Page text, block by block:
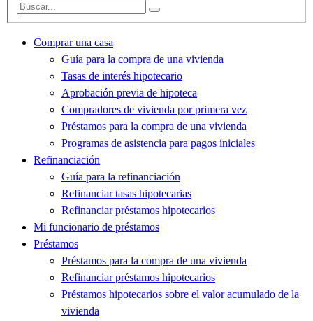
Comprar una casa
Guía para la compra de una vivienda
Tasas de interés hipotecario
Aprobación previa de hipoteca
Compradores de vivienda por primera vez
Préstamos para la compra de una vivienda
Programas de asistencia para pagos iniciales
Refinanciación
Guía para la refinanciación
Refinanciar tasas hipotecarias
Refinanciar préstamos hipotecarios
Mi funcionario de préstamos
Préstamos
Préstamos para la compra de una vivienda
Refinanciar préstamos hipotecarios
Préstamos hipotecarios sobre el valor acumulado de la
vivienda